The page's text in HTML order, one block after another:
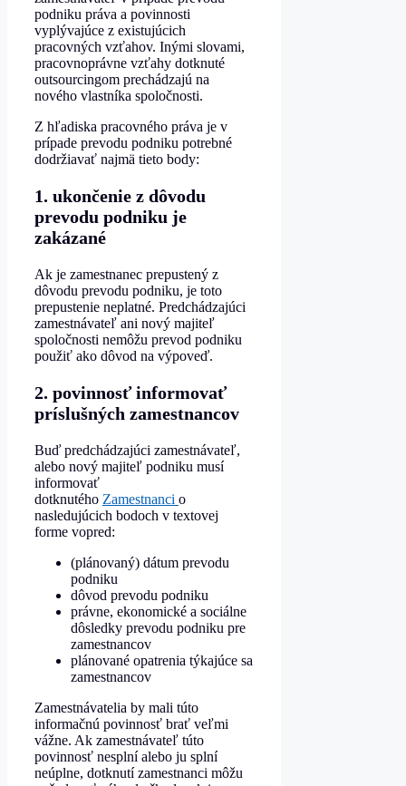
podniku práva a povinnosti
vyplývajúce z existujúcich
pracovných vzťahov. Inými slovami,
pracovnoprávne vzťahy dotknuté
outsourcingom prechádzajú na
nového vlastníka spoločnosti.
Z hľadiska pracovného práva je v
prípade prevodu podniku potrebné
dodržiavať najmä tieto body:
1. ukončenie z dôvodu
prevodu podniku je
zakázané
Ak je zamestnanec prepustený z
dôvodu prevodu podniku, je toto
prepustenie neplatné. Predchádzajúci
zamestnávateľ ani nový majiteľ
spoločnosti nemôžu prevod podniku
použiť ako dôvod na výpoveď.
2. povinnosť informovať
príslušných zamestnancov
Buď predchádzajúci zamestnávateľ,
alebo nový majiteľ podniku musí
informovať
dotknutého Zamestnanci o
nasledujúcich bodoch v textovej
forme vopred:
(plánovaný) dátum prevodu
podniku
dôvod prevodu podniku
právne, ekonomické a sociálne
dôsledky prevodu podniku pre
zamestnancov
plánované opatrenia týkajúce sa
zamestnancov
Zamestnávatelia by mali túto
informačnú povinnosť brať veľmi
vážne. Ak zamestnávateľ túto
povinnosť nesplní alebo ju splní
neúplne, dotknutí zamestnanci môžu